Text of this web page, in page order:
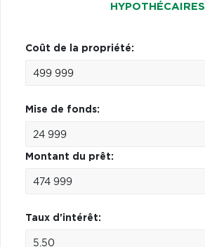
HYPOTHÉCAIRES
Coût de la propriété:
Mise de fonds:
Montant du prêt:
Taux d'intérêt: